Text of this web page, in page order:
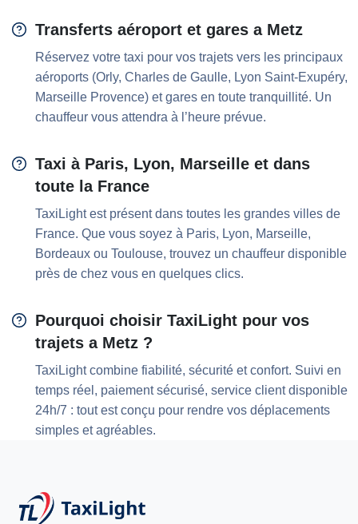
Transferts aéroport et gares a Metz
Réservez votre taxi pour vos trajets vers les principaux
aéroports (Orly, Charles de Gaulle, Lyon Saint-Exupéry,
Marseille Provence) et gares en toute tranquillité. Un
chauffeur vous attendra à l’heure prévue.
Taxi à Paris, Lyon, Marseille et dans
toute la France
TaxiLight est présent dans toutes les grandes villes de
France. Que vous soyez à Paris, Lyon, Marseille,
Bordeaux ou Toulouse, trouvez un chauffeur disponible
près de chez vous en quelques clics.
Pourquoi choisir TaxiLight pour vos
trajets a Metz ?
TaxiLight combine fiabilité, sécurité et confort. Suivi en
temps réel, paiement sécurisé, service client disponible
24h/7 : tout est conçu pour rendre vos déplacements
simples et agréables.